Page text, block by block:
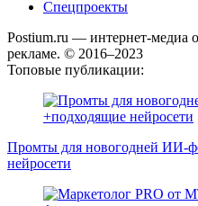
Спецпроекты
Postium.ru — интернет-медиа
рекламе. © 2016–2023
Топовые публикации:
Промты для новогодней ИИ-
нейросети